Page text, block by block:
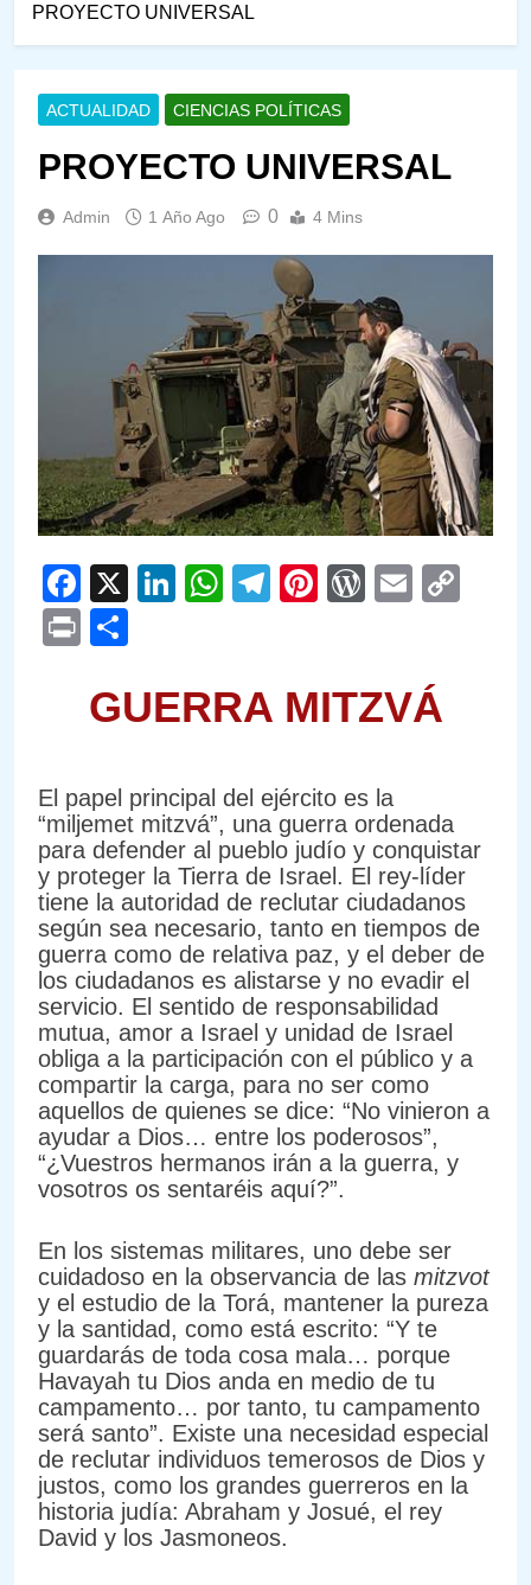
PROYECTO UNIVERSAL
ACTUALIDAD CIENCIAS POLÍTICAS
PROYECTO UNIVERSAL
Admin 1 Año Ago 0 4 Mins
Facebook
X LinkedIn
WhatsApp
Telegram
PinterestEmail
Print
GUERRA MITZVÁ
El papel principal del ejército es la
“miljemet mitzvá”, una guerra ordenada
para defender al pueblo judío y conquistar
y proteger la Tierra de Israel. El rey-líder
tiene la autoridad de reclutar ciudadanos
según sea necesario, tanto en tiempos de
guerra como de relativa paz, y el deber de
los ciudadanos es alistarse y no evadir el
servicio. El sentido de responsabilidad
mutua, amor a Israel y unidad de Israel
obliga a la participación con el público y a
compartir la carga, para no ser como
aquellos de quienes se dice: “No vinieron a
ayudar a Dios… entre los poderosos”,
“¿Vuestros hermanos irán a la guerra, y
vosotros os sentaréis aquí?”.
En los sistemas militares, uno debe ser
cuidadoso en la observancia de las mitzvot
y el estudio de la Torá, mantener la pureza
y la santidad, como está escrito: “Y te
guardarás de toda cosa mala… porque
Havayah tu Dios anda en medio de tu
campamento… por tanto, tu campamento
será santo”. Existe una necesidad especial
de reclutar individuos temerosos de Dios y
justos, como los grandes guerreros en la
historia judía: Abraham y Josué, el rey
David y los Jasmoneos.